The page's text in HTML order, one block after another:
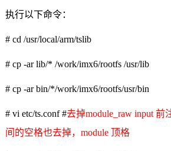
执行以下命令：
# cd /usr/local/arm/tslib
# cp -ar lib/* /work/imx6/rootfs /usr/lib
# cp -ar bin/*/work/imx6/rootfs/usr/bin
# vi etc/ts.conf #去掉module_raw input 前
间的空格也去掉， module 顶格